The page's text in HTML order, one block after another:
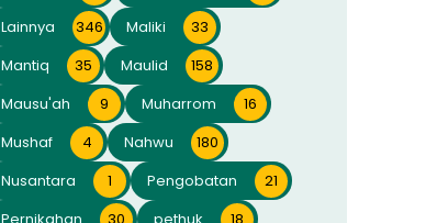
Lainnya
346 Maliki
33
Mantiq
35 Maulid
158
Mausu'ah
9 Muharrom
16
Mushaf
4 Nahwu
180
Nusantara
1 Pengobatan
21